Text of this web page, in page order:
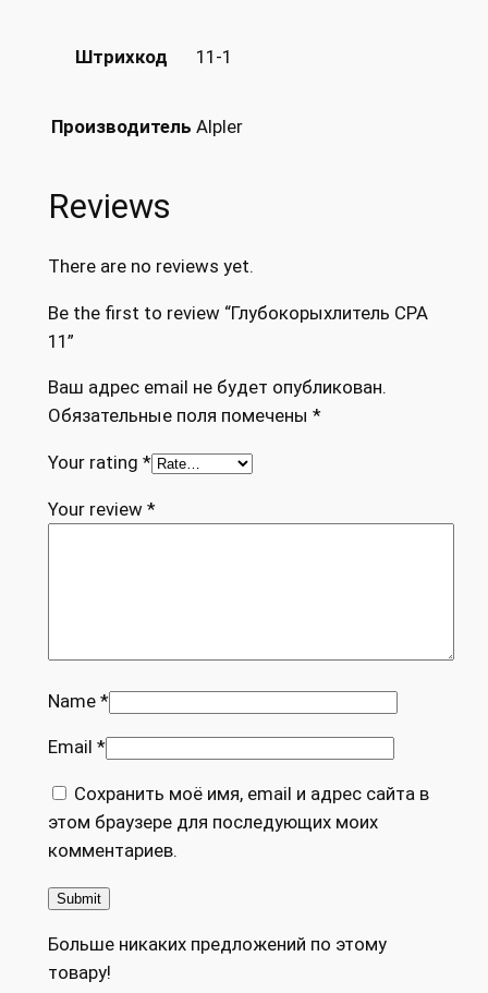
Штрихкод 11-1
Производитель Alpler
Reviews
There are no reviews yet.
Be the first to review “Глубокорыхлитель CPA
11”
Ваш адрес email не будет опубликован.
Обязательные поля помечены *
Your rating *
Your review *
Name *
Email *
Сохранить моё имя, email и адрес сайта в
этом браузере для последующих моих
комментариев.
Больше никаких предложений по этому
товару!